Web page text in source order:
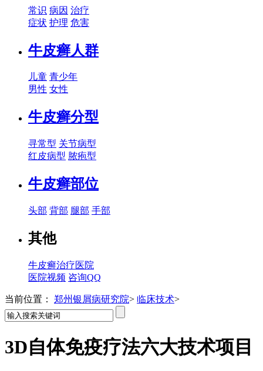
常识 病因 治疗
症状 护理 危害
牛皮癣人群
儿童 青少年
男性 女性
牛皮癣分型
寻常型 关节病型
红皮病型 脓疱型
牛皮癣部位
头部 背部 腿部 手部
其他
牛皮癣治疗医院
医院视频 咨询QQ
当前位置： 郑州银屑病研究院> 临床技术>
3D自体免疫疗法六大技术项目